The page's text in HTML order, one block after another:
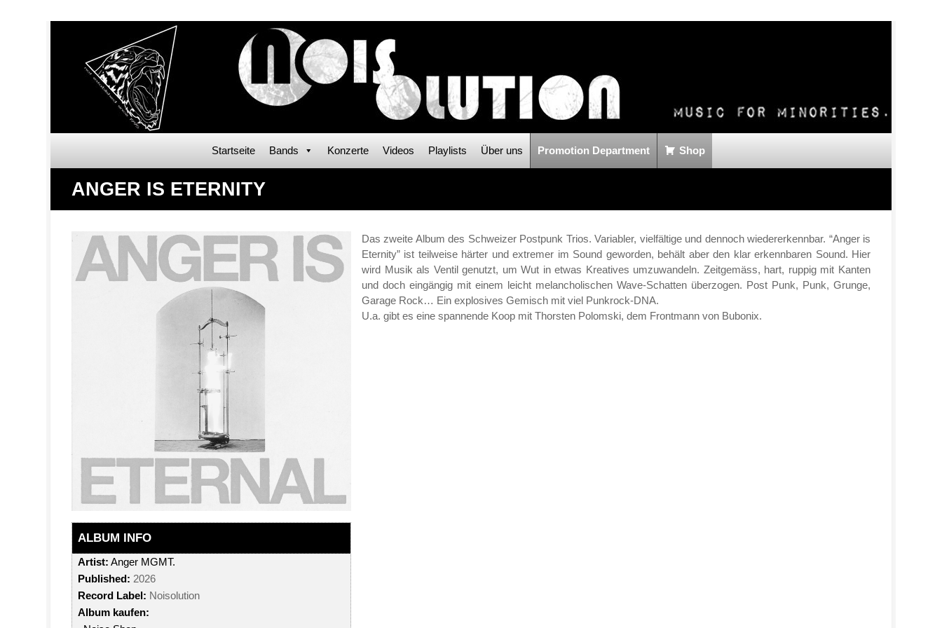
Startseite Bands Konzerte Videos Playlists Über uns Promotion Department Shop
ANGER IS ETERNITY
ALBUM INFO
Artist: Anger MGMT.
Published: 2026
Record Label: Noisolution
Album kaufen:
Das zweite Album des Schweizer Postpunk Trios. Variabler, vielfältige und dennoch wiedererkennbar. “Anger is
Eternity” ist teilweise härter und extremer im Sound geworden, behält aber den klar erkennbaren Sound. Hier
wird Musik als Ventil genutzt, um Wut in etwas Kreatives umzuwandeln. Zeitgemäss, hart, ruppig mit Kanten
und doch eingängig mit einem leicht melancholischen Wave-Schatten überzogen. Post Punk, Punk, Grunge,
Garage Rock… Ein explosives Gemisch mit viel Punkrock-DNA.
U.a. gibt es eine spannende Koop mit Thorsten Polomski, dem Frontmann von Bubonix.